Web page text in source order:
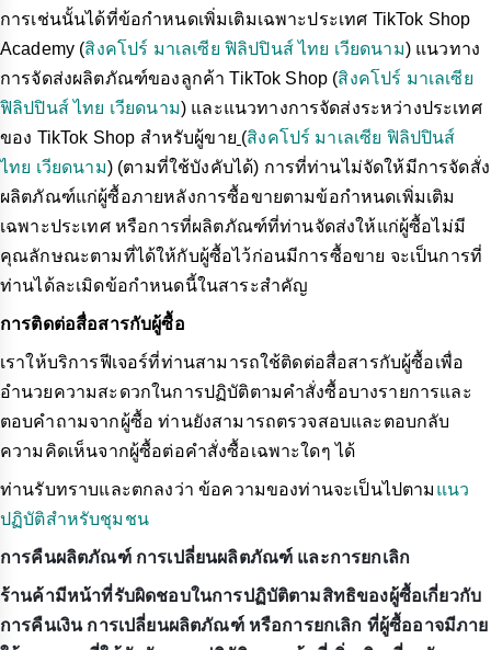
การเช่นนั้นได้ที่ข้อกำหนดเพิ่มเติมเฉพาะประเทศ TikTok Shop
Academy (สิงคโปร์ มาเลเซีย ฟิลิปปินส์ ไทย เวียดนาม) แนวทาง
การจัดส่งผลิตภัณฑ์ของลูกค้า TikTok Shop (สิงคโปร์ มาเลเซีย
ฟิลิปปินส์ ไทย เวียดนาม) และแนวทางการจัดส่งระหว่างประเทศ
ของ TikTok Shop สำหรับผู้ขาย (สิงคโปร์ มาเลเซีย ฟิลิปปินส์
ไทย เวียดนาม) (ตามที่ใช้บังคับได้) การที่ท่านไม่จัดให้มีการจัดสั่ง
ผลิตภัณฑ์แก่ผู้ซื้อภายหลังการซื้อขายตามข้อกำหนดเพิ่มเติม
เฉพาะประเทศ หรือการที่ผลิตภัณฑ์ที่ท่านจัดส่งให้แก่ผู้ซื้อไม่มี
คุณลักษณะตามที่ได้ให้กับผู้ซื้อไว้ก่อนมีการซื้อขาย จะเป็นการที่
ท่านได้ละเมิดข้อกำหนดนี้ในสาระสำคัญ
การติดต่อสื่อสารกับผู้ซื้อ
เราให้บริการฟีเจอร์ที่ท่านสามารถใช้ติดต่อสื่อสารกับผู้ซื้อเพื่อ
อำนวยความสะดวกในการปฏิบัติตามคำสั่งซื้อบางรายการและ
ตอบคำถามจากผู้ซื้อ ท่านยังสามารถตรวจสอบและตอบกลับ
ความคิดเห็นจากผู้ซื้อต่อคำสั่งซื้อเฉพาะใดๆ ได้
ท่านรับทราบและตกลงว่า ข้อความของท่านจะเป็นไปตาม แนว
ปฏิบัติสำหรับชุมชน
การคืนผลิตภัณฑ์ การเปลี่ยนผลิตภัณฑ์ และการยกเลิก
ร้านค้ามีหน้าที่รับผิดชอบในการปฏิบัติตามสิทธิของผู้ซื้อเกี่ยวกับ
การคืนเงิน การเปลี่ยนผลิตภัณฑ์ หรือการยกเลิก ที่ผู้ซื้ออาจมีภาย